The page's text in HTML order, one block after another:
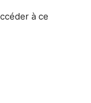
à ce